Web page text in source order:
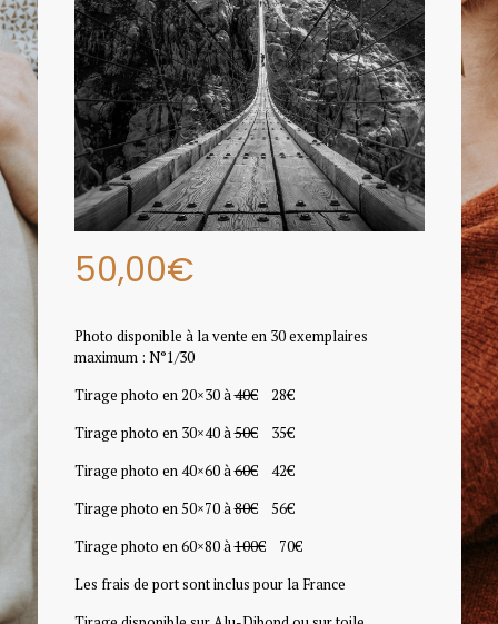
50,00€
Photo disponible à la vente en 30 exemplaires
maximum : N°1/30
Tirage photo en 20×30 à40€28€
Tirage photo en 30×40 à50€35€
Tirage photo en 40×60 à60€42€
Tirage photo en 50×70 à80€56€
Tirage photo en 60×80 à100€70€
Les frais de port sont inclus pour la France